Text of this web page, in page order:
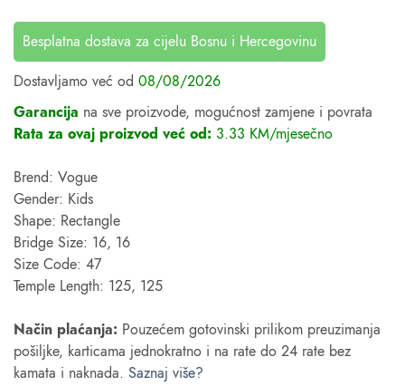
Besplatna dostava za cijelu Bosnu i Hercegovinu
Dostavljamo već od 08/08/2026
Garancija na sve proizvode, mogućnost zamjene i povrata
Rata za ovaj proizvod već od: 3.33 KM/mjesečno
Brend: Vogue
Gender: Kids
Shape: Rectangle
Bridge Size: 16, 16
Size Code: 47
Temple Length: 125, 125
Način plaćanja: Pouzećem gotovinski prilikom preuzimanja
pošiljke, karticama jednokratno i na rate do 24 rate bez
kamata i naknada. Saznaj više?